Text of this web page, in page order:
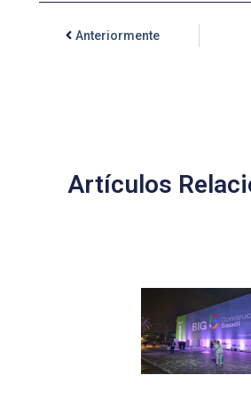
Anteriormente
Artículos